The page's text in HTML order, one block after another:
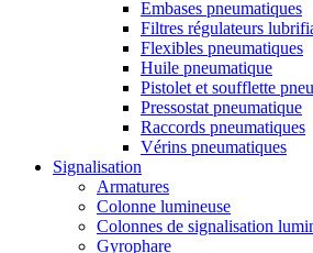
Embases pneumatiques
Filtres régulateurs
Flexibles pneumatiques
Huile pneumatique
Pistolet et soufflette
Pressostat pneumatique
Raccords pneumatiques
Vérins pneumatiques
Signalisation
Armatures
Colonne lumineuse
Colonnes de signalisation
Gyrophare